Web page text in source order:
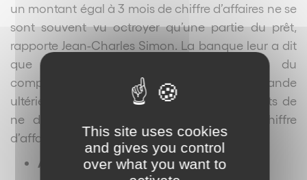
un montant égal à 3 mois de chiffre d’affaires ne se
sont souvent vu octroyer qu’une partie du prêt,
rapporte Jean-Charles Simon. La banque leur a dit
que si elles avaient vraiment besoin du
complément, elles pouvaient en faire la demande
ultérieurement. Nous conseillons à nos clients de
ne demander qu’un ou deux mois [de chiffre
d’affaires] », précise-t-il.
Anticiper l’échéance de sortie du PGE
This site uses cookies
and gives you control
over what you want to